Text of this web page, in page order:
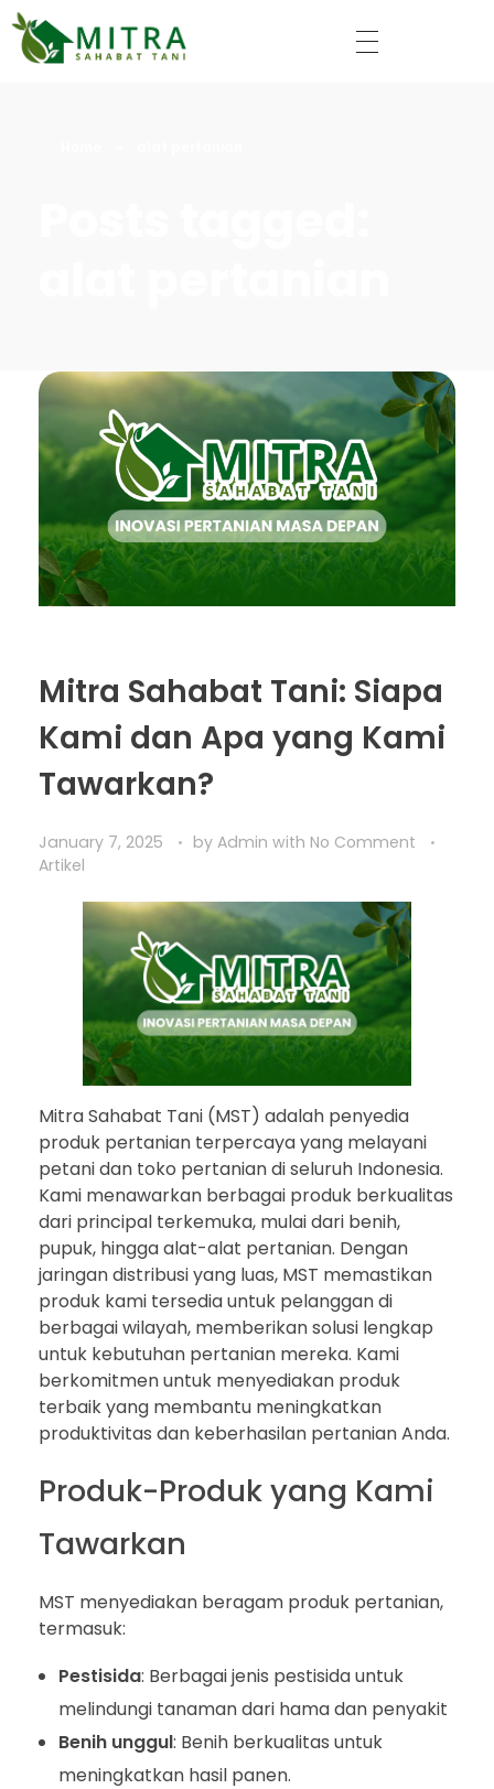
Mitra Sahabat Tani: Siapa
Kami dan Apa yang Kami
Tawarkan?
January 7, 2025 by Admin with No Comment
Artikel
Mitra Sahabat Tani (MST) adalah penyedia
produk pertanian terpercaya yang melayani
petani dan toko pertanian di seluruh Indonesia.
Kami menawarkan berbagai produk berkualitas
dari principal terkemuka, mulai dari benih,
pupuk, hingga alat-alat pertanian. Dengan
jaringan distribusi yang luas, MST memastikan
produk kami tersedia untuk pelanggan di
berbagai wilayah, memberikan solusi lengkap
untuk kebutuhan pertanian mereka. Kami
berkomitmen untuk menyediakan produk
terbaik yang membantu meningkatkan
produktivitas dan keberhasilan pertanian Anda.
Produk-Produk yang Kami
Tawarkan
MST menyediakan beragam produk pertanian,
termasuk:
Pestisida: Berbagai jenis pestisida untuk
melindungi tanaman dari hama dan penyakit
Benih unggul: Benih berkualitas untuk
meningkatkan hasil panen.